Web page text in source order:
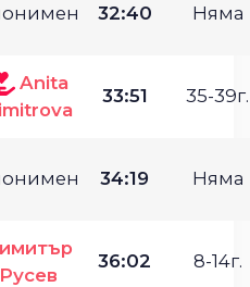
32:40 Няма
Anita
33:51 35-39г.
34:19 Няма
Русев
36:02 8-14г.